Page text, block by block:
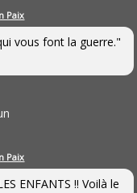
Paix
vous font la guerre."
Paix
ENFANTS !! Voilà le